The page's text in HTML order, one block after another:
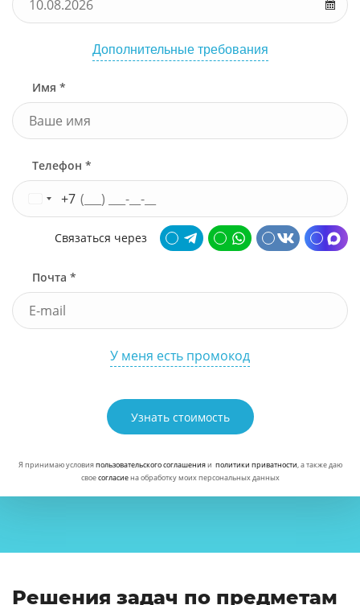
Дополнительные требования
Имя *
Телефон *
+7
Связаться через
Почта *
У меня есть промокод
Узнать стоимость
Я принимаю условияпользовательского соглашенияи политики приватности, а также даю
своесогласиена обработку моих персональных данных
Решения задач по предметам